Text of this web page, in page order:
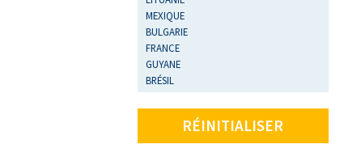
MEXIQUE
BULGARIE
FRANCE
GUYANE
BRÉSIL
RÉINITIALISER